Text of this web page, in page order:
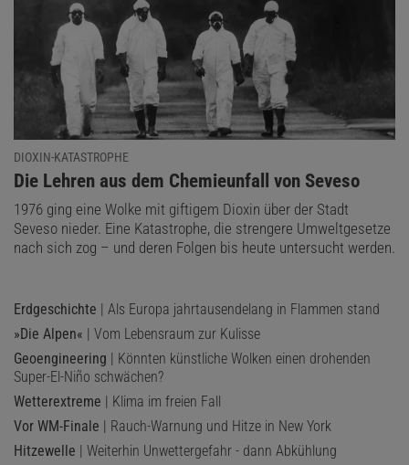
DIOXIN-KATASTROPHE
:
Die Lehren aus dem Chemieunfall von Seveso
1976 ging eine Wolke mit giftigem Dioxin über der Stadt
Seveso nieder. Eine Katastrophe, die strengere Umweltgesetze
nach sich zog – und deren Folgen bis heute untersucht werden.
Erdgeschichte | Als Europa jahrtausendelang in Flammen stand
»Die Alpen« | Vom Lebensraum zur Kulisse
Geoengineering | Könnten künstliche Wolken einen drohenden
Super-El-Niño schwächen?
Wetterextreme | Klima im freien Fall
Vor WM-Finale | Rauch-Warnung und Hitze in New York
Hitzewelle | Weiterhin Unwettergefahr - dann Abkühlung